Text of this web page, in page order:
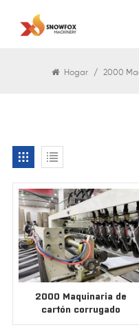
Hogar / 2000
2000 Maquinaria de
cartón corrugado